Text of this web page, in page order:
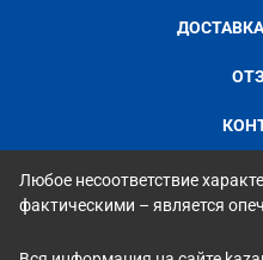
Любое несоответствие
фактическими – является